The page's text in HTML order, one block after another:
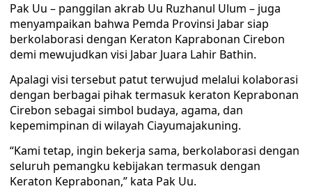
Pak Uu – panggilan akrab Uu Ruzhanul Ulum – juga
menyampaikan bahwa Pemda Provinsi Jabar siap
berkolaborasi dengan Keraton Kaprabonan Cirebon
demi mewujudkan visi Jabar Juara Lahir Bathin.
Apalagi visi tersebut patut terwujud melalui kolaborasi
dengan berbagai pihak termasuk keraton Keprabonan
Cirebon sebagai simbol budaya, agama, dan
kepemimpinan di wilayah Ciayumajakuning.
“Kami tetap, ingin bekerja sama, berkolaborasi dengan
seluruh pemangku kebijakan termasuk dengan
Keraton Keprabonan,” kata Pak Uu.